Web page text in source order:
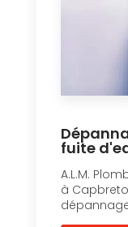
fuite
A.L.M.
à